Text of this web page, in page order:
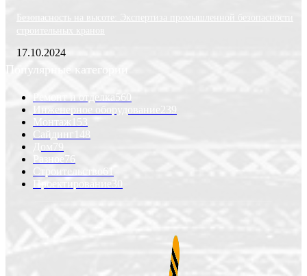
Безопасность на высоте: Экспертиза промышленной безопасности
строительных кранов
17.10.2024
Популярные категории
Ремонт и отделка 560
Инженерное оборудование 239
Монтаж
153
Сайдинг
148
79
Разное
76
Строительство
61
Проектирование